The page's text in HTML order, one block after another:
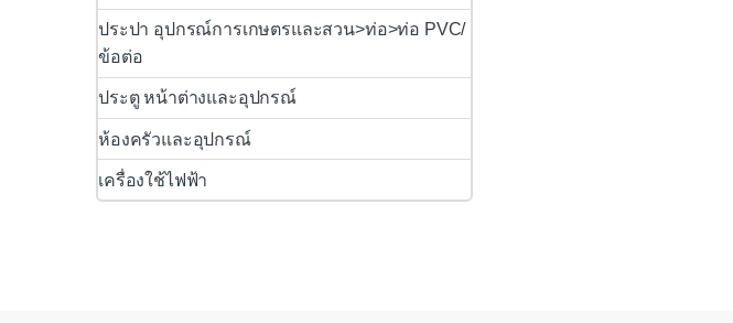
ประปา อุปกรณ์การเกษตรและสวน>ท่อ>ท่อ PVC/
ข้อต่อ
ประตู หน้าต่างและอุปกรณ์
ห้องครัวและอุปกรณ์
เครื่องใช้ไฟฟ้า